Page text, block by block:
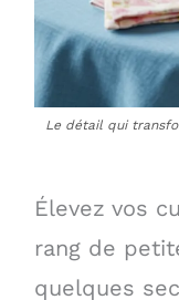
Le détail qui
Élevez vos
rang de
quelques